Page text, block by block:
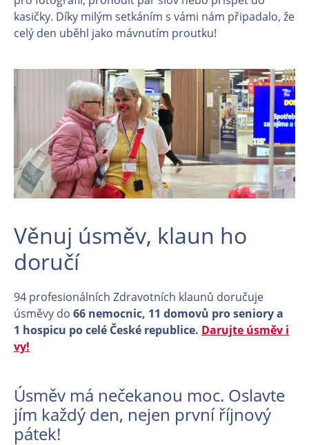
kasičky. Díky milým setkáním s vámi nám připadalo, že
celý den uběhl jako mávnutím proutku!
Věnuj úsměv, klaun ho
doručí
94 profesionálních Zdravotních klaunů doručuje
úsměvy do 66 nemocnic, 11 domovů pro seniory a
1 hospicu po celé České republice. Darujte úsměv i
vy!
Úsměv má nečekanou moc. Oslavte
jím každý den, nejen první říjnový
pátek!